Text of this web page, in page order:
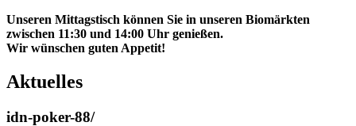
Unseren Mittagstisch können Sie in unseren Biomärkten
zwischen 11:30 und 14:00 Uhr genießen.
Wir wünschen guten Appetit!
Aktuelles
idn-poker-88/